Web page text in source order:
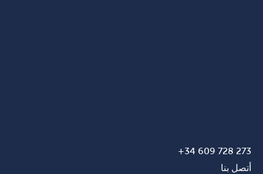
273 728 609 34+
أتصل بنا